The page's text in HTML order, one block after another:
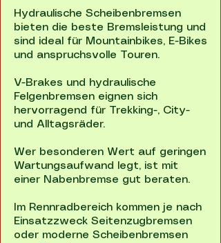
Hydraulische Scheibenbremsen
bieten die beste Bremsleistung und
sind ideal für Mountainbikes, E-Bikes
und anspruchsvolle Touren.
V-Brakes und hydraulische
Felgenbremsen eignen sich
hervorragend für Trekking-, City-
und Alltagsräder.
Wer besonderen Wert auf geringen
Wartungsaufwand legt, ist mit
einer Nabenbremse gut beraten.
Im Rennradbereich kommen je nach
Einsatzzweck Seitenzugbremsen
oder moderne Scheibenbremsen